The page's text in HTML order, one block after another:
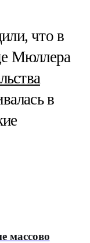
что в
Мюллера
в
массово